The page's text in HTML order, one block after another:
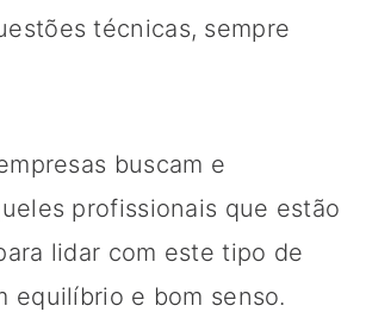
técnicas, sempre
buscam e
profissionais que estão
lidar com este tipo de
equilíbrio e bom senso.